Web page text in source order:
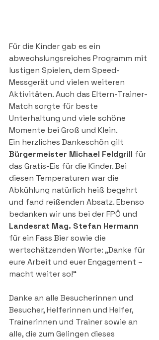
Für die Kinder gab es ein
abwechslungsreiches Programm mit
lustigen Spielen, dem Speed-
Messgerät und vielen weiteren
Aktivitäten. Auch das Eltern-Trainer-
Match sorgte für beste
Unterhaltung und viele schöne
Momente bei Groß und Klein.
Ein herzliches Dankeschön gilt
Bürgermeister Michael Feldgrill für
das Gratis-Eis für die Kinder. Bei
diesen Temperaturen war die
Abkühlung natürlich heiß begehrt
und fand reißenden Absatz. Ebenso
bedanken wir uns bei der FPÖ und
Landesrat Mag. Stefan Hermann
für ein Fass Bier sowie die
wertschätzenden Worte: „Danke für
eure Arbeit und euer Engagement –
macht weiter so!“
Danke an alle Besucherinnen und
Besucher, Helferinnen und Helfer,
Trainerinnen und Trainer sowie an
alle, die zum Gelingen dieses